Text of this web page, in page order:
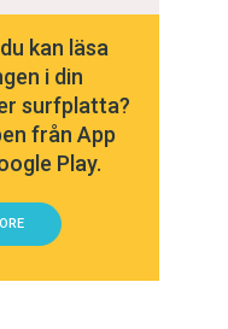
kan läsa
i din
surfplatta?
från App
Play.